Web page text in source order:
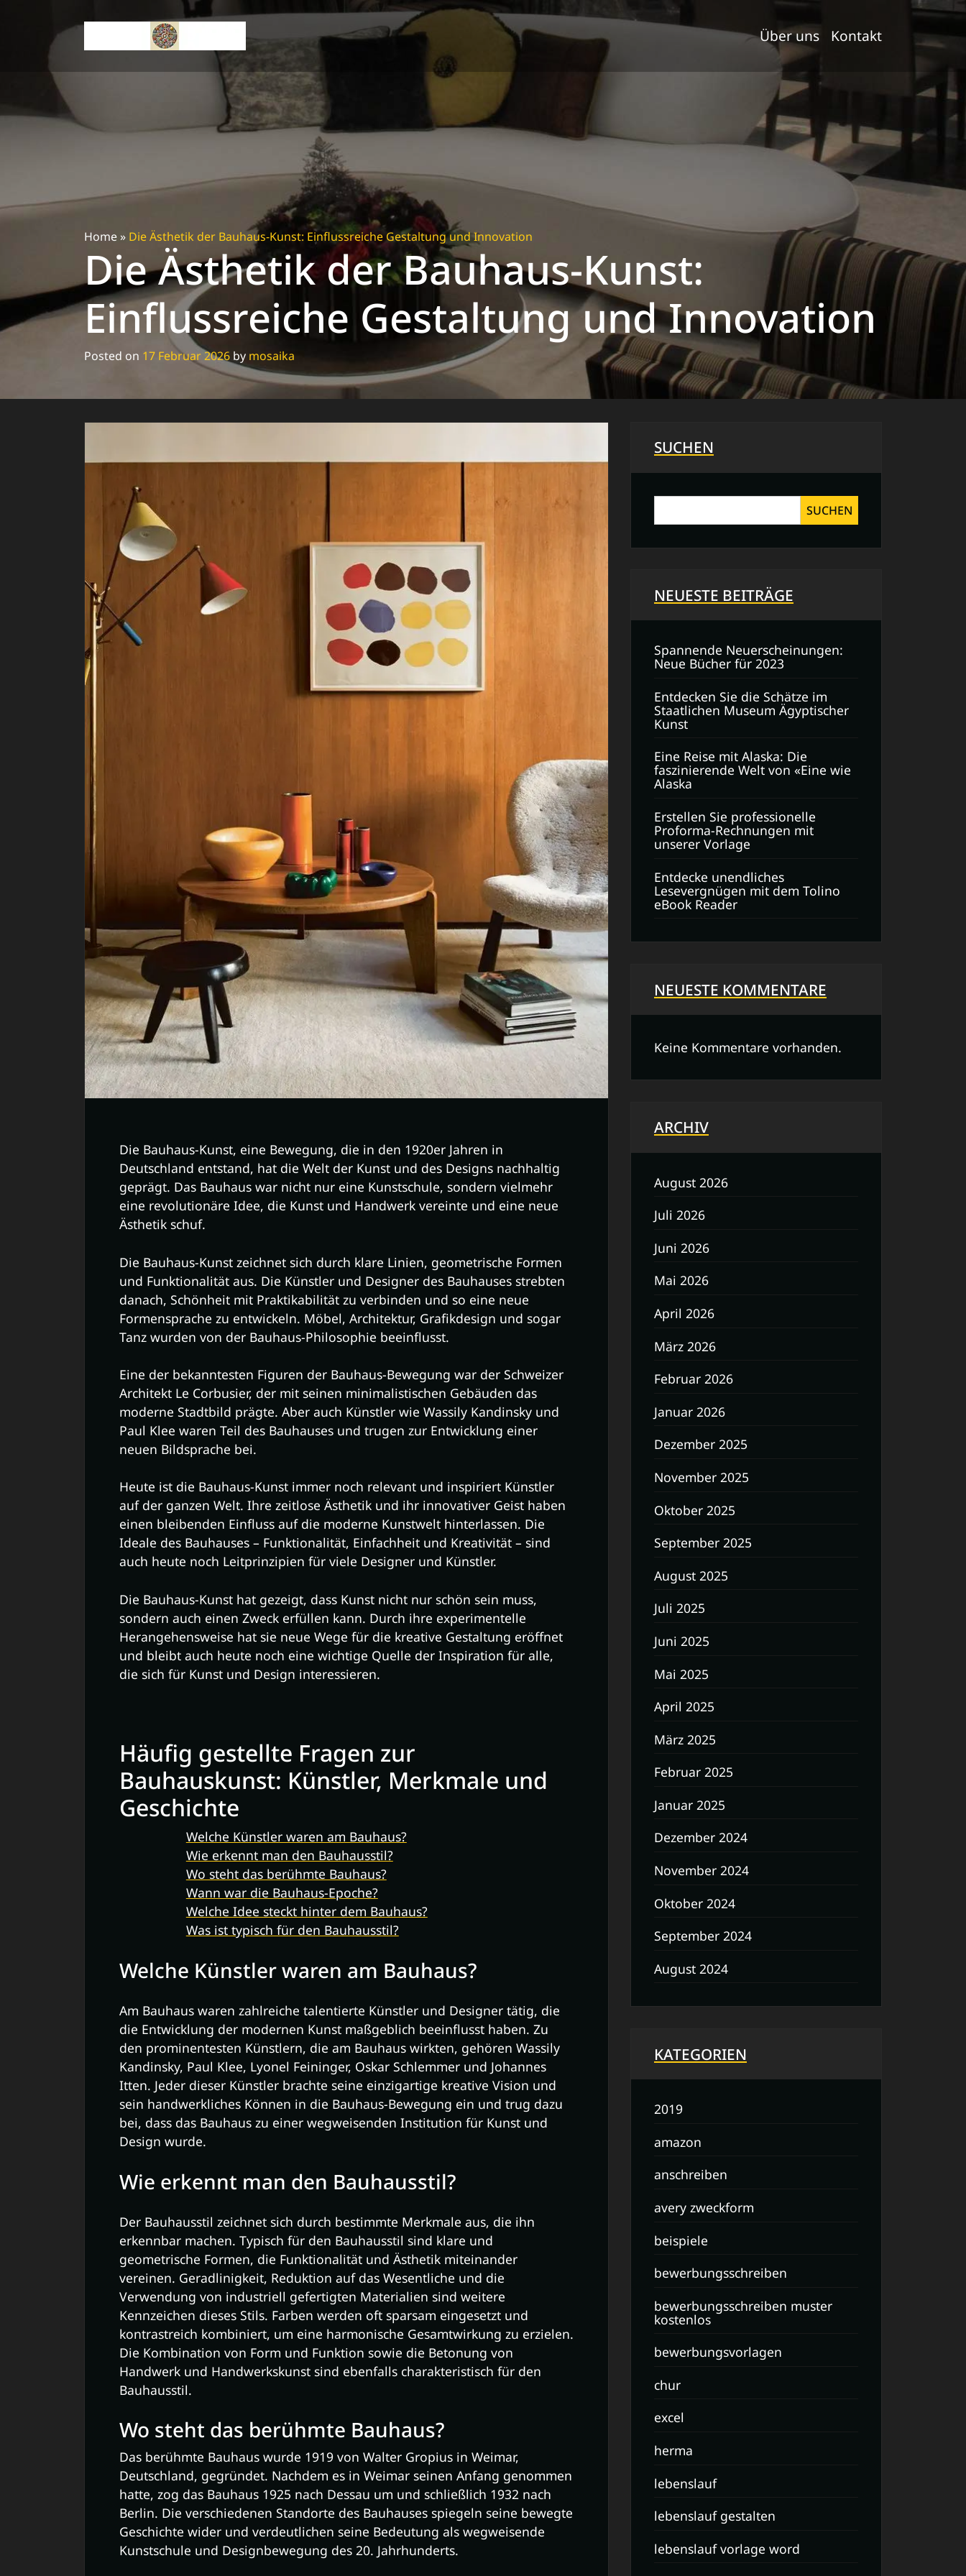
Über uns Kontakt
Home » Die Ästhetik der Bauhaus-Kunst: Einflussreiche Gestaltung und Innovation
Die Ästhetik der Bauhaus-Kunst:
Einflussreiche Gestaltung und Innovation
Posted on 17 Februar 2026 by mosaika
Die Bauhaus-Kunst, eine Bewegung, die in den 1920er Jahren in
Deutschland entstand, hat die Welt der Kunst und des Designs nachhaltig
geprägt. Das Bauhaus war nicht nur eine Kunstschule, sondern vielmehr
eine revolutionäre Idee, die Kunst und Handwerk vereinte und eine neue
Ästhetik schuf.
Die Bauhaus-Kunst zeichnet sich durch klare Linien, geometrische Formen
und Funktionalität aus. Die Künstler und Designer des Bauhauses strebten
danach, Schönheit mit Praktikabilität zu verbinden und so eine neue
Formensprache zu entwickeln. Möbel, Architektur, Grafikdesign und sogar
Tanz wurden von der Bauhaus-Philosophie beeinflusst.
Eine der bekanntesten Figuren der Bauhaus-Bewegung war der Schweizer
Architekt Le Corbusier, der mit seinen minimalistischen Gebäuden das
moderne Stadtbild prägte. Aber auch Künstler wie Wassily Kandinsky und
Paul Klee waren Teil des Bauhauses und trugen zur Entwicklung einer
neuen Bildsprache bei.
Heute ist die Bauhaus-Kunst immer noch relevant und inspiriert Künstler
auf der ganzen Welt. Ihre zeitlose Ästhetik und ihr innovativer Geist haben
einen bleibenden Einfluss auf die moderne Kunstwelt hinterlassen. Die
Ideale des Bauhauses – Funktionalität, Einfachheit und Kreativität – sind
auch heute noch Leitprinzipien für viele Designer und Künstler.
Die Bauhaus-Kunst hat gezeigt, dass Kunst nicht nur schön sein muss,
sondern auch einen Zweck erfüllen kann. Durch ihre experimentelle
Herangehensweise hat sie neue Wege für die kreative Gestaltung eröffnet
und bleibt auch heute noch eine wichtige Quelle der Inspiration für alle,
die sich für Kunst und Design interessieren.
Häufig gestellte Fragen zur
Bauhauskunst: Künstler, Merkmale und
Geschichte
Welche Künstler waren am Bauhaus?
Wie erkennt man den Bauhausstil?
Wo steht das berühmte Bauhaus?
Wann war die Bauhaus-Epoche?
Welche Idee steckt hinter dem Bauhaus?
Was ist typisch für den Bauhausstil?
Welche Künstler waren am Bauhaus?
Am Bauhaus waren zahlreiche talentierte Künstler und Designer tätig, die
die Entwicklung der modernen Kunst maßgeblich beeinflusst haben. Zu
den prominentesten Künstlern, die am Bauhaus wirkten, gehören Wassily
Kandinsky, Paul Klee, Lyonel Feininger, Oskar Schlemmer und Johannes
Itten. Jeder dieser Künstler brachte seine einzigartige kreative Vision und
sein handwerkliches Können in die Bauhaus-Bewegung ein und trug dazu
bei, dass das Bauhaus zu einer wegweisenden Institution für Kunst und
Design wurde.
Wie erkennt man den Bauhausstil?
Der Bauhausstil zeichnet sich durch bestimmte Merkmale aus, die ihn
erkennbar machen. Typisch für den Bauhausstil sind klare und
geometrische Formen, die Funktionalität und Ästhetik miteinander
vereinen. Geradlinigkeit, Reduktion auf das Wesentliche und die
Verwendung von industriell gefertigten Materialien sind weitere
Kennzeichen dieses Stils. Farben werden oft sparsam eingesetzt und
kontrastreich kombiniert, um eine harmonische Gesamtwirkung zu erzielen.
Die Kombination von Form und Funktion sowie die Betonung von
Handwerk und Handwerkskunst sind ebenfalls charakteristisch für den
Bauhausstil.
Wo steht das berühmte Bauhaus?
Das berühmte Bauhaus wurde 1919 von Walter Gropius in Weimar,
Deutschland, gegründet. Nachdem es in Weimar seinen Anfang genommen
hatte, zog das Bauhaus 1925 nach Dessau um und schließlich 1932 nach
Berlin. Die verschiedenen Standorte des Bauhauses spiegeln seine bewegte
Geschichte wider und verdeutlichen seine Bedeutung als wegweisende
Kunstschule und Designbewegung des 20. Jahrhunderts.
SUCHEN
SUCHEN
NEUESTE BEITRÄGE
Spannende Neuerscheinungen:
Neue Bücher für 2023
Entdecken Sie die Schätze im
Staatlichen Museum Ägyptischer
Kunst
Eine Reise mit Alaska: Die
faszinierende Welt von «Eine wie
Alaska
Erstellen Sie professionelle
Proforma-Rechnungen mit
unserer Vorlage
Entdecke unendliches
Lesevergnügen mit dem Tolino
eBook Reader
NEUESTE KOMMENTARE
Keine Kommentare vorhanden.
ARCHIV
August 2026
Juli 2026
Juni 2026
Mai 2026
April 2026
März 2026
Februar 2026
Januar 2026
Dezember 2025
November 2025
Oktober 2025
September 2025
August 2025
Juli 2025
Juni 2025
Mai 2025
April 2025
März 2025
Februar 2025
Januar 2025
Dezember 2024
November 2024
Oktober 2024
September 2024
August 2024
KATEGORIEN
2019
amazon
anschreiben
avery zweckform
beispiele
bewerbungsschreiben
bewerbungsschreiben muster
kostenlos
bewerbungsvorlagen
chur
excel
herma
lebenslauf
lebenslauf gestalten
lebenslauf vorlage word